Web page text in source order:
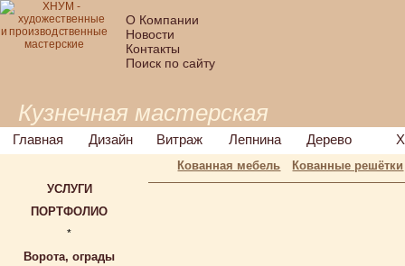
О Компании
Новости
Контакты
Поиск по сайту
Кузнечная мастерская
Главная Дизайн Витраж Лепнина Дерево
Кованная мебель
Кованные решётки
УСЛУГИ
ПОРТФОЛИО
*
Ворота, ограды